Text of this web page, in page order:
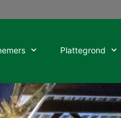
Plattegrond